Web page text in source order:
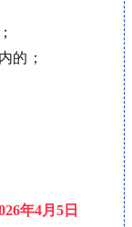
的；
年4月5日